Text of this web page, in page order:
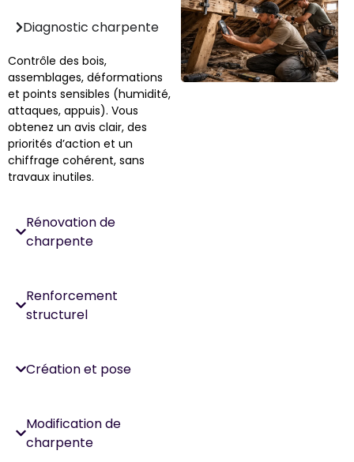
Diagnostic charpente
Contrôle des bois,
assemblages, déformations
et points sensibles (humidité,
attaques, appuis). Vous
obtenez un avis clair, des
priorités d’action et un
chiffrage cohérent, sans
travaux inutiles.
Rénovation de
charpente
Renforcement
structurel
Création et pose
Modification de
charpente